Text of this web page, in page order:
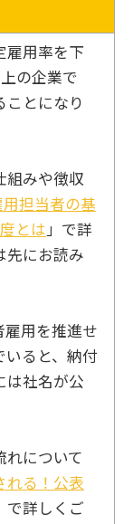
雇用率を下
の企業で
ことになり
組みや徴収
担当者の基
とは」で詳
先にお読み
雇用を推進せ
いると、納付
は社名が公
れについて
れる！公表
で詳しくご